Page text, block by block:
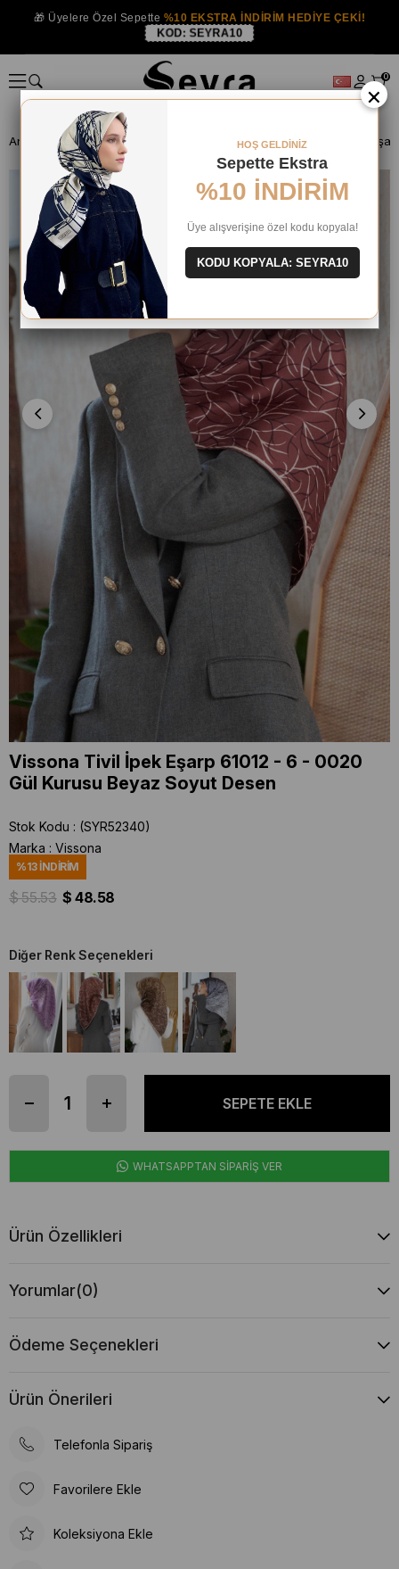
🎁 Üyelere Özel Sepette %10 EKSTRA İNDİRİM HEDİYE ÇEKİ!
KOD: SEYRA10
0
Anasayfa İPEK EŞARP Vissona İpek Eşarp
Vissona Tivil İpek Eşarp 61012 - 6 - 0020
Gül Kurusu Beyaz Soyut Desen
Stok Kodu
(SYR52340)
Marka : Vissona
%13İNDIRIM
$ 55.53 $ 48.58
Diğer Renk Seçenekleri
WHATSAPPTAN SİPARİŞ VER
Ürün Özellikleri
Yorumlar(0)
Ödeme Seçenekleri
Ürün Önerileri
Telefonla Sipariş
Favorilere Ekle
Koleksiyona Ekle
×
HOŞ GELDİNİZ
Sepette Ekstra
%10 İNDİRİM
Üye alışverişine özel kodu kopyala!
KODU KOPYALA: SEYRA10